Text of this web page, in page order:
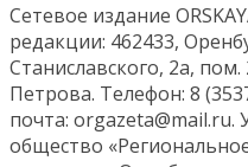
Сетевое издание
редакции: 462433,
Станиславского, 2а,
Петрова. Телефон: 8
почта:
общество